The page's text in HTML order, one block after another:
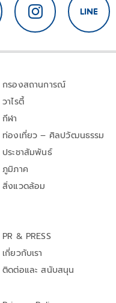
กรองสถานการณ์
วาไรตี้
กีฬา
ท่องเที่ยว – ศิลปวัฒนธรรม
ประชาสัมพันธ์
ภูมิภาค
สิ่งแวดล้อม
PR & PRESS
เกี่ยวกับเรา
ติดต่อและ สนับสนุน